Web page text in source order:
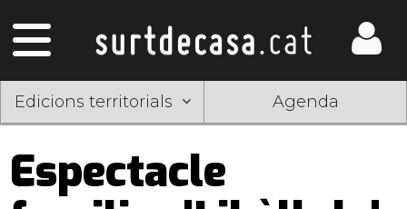
Edicions territorials Agenda
Espectacle